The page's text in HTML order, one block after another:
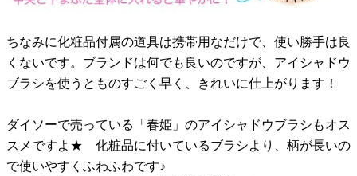
ちなみに化粧品付属の道具は携帯用なだけで、使い勝手は良
くないです。ブランドは何でも良いのですが、アイシャドウ
ブラシを使うとものすごく早く、きれいに仕上がります！
ダイソーで売っている「春姫」のアイシャドウブラシもオス
スメですよ★ 化粧品に付いているブラシより、柄が長いの
で使いやすくふわふわです♪